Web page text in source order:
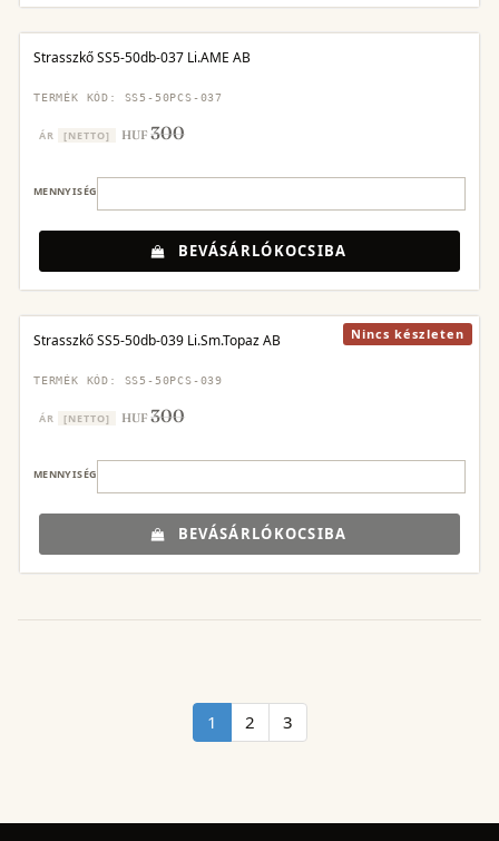
Strasszkő SS5-50db-037 Li.AME AB
TERMÉK KÓD: SS5-50PCS-037
ÁR [NETTO] HUF300
MENNYISÉG
BEVÁSÁRLÓKOCSIBA
Nincs készleten
Strasszkő SS5-50db-039 Li.Sm.Topaz AB
TERMÉK KÓD: SS5-50PCS-039
ÁR [NETTO] HUF300
MENNYISÉG
BEVÁSÁRLÓKOCSIBA
1 2 3